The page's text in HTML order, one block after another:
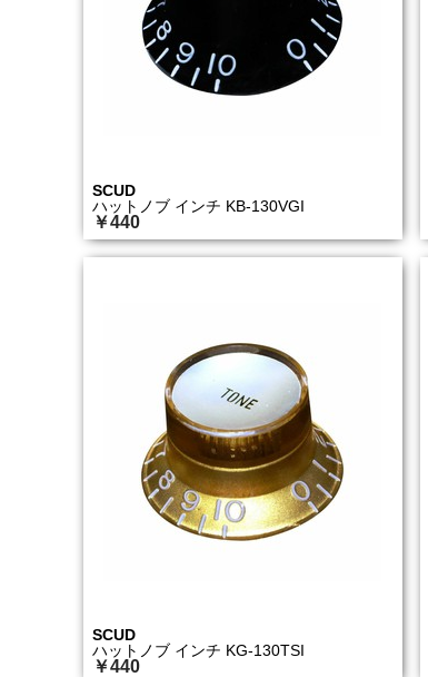
SCUD
ハットノブ インチ KB-130VGI
￥440
SCUD
ハットノブ インチ KG-130TSI
￥440